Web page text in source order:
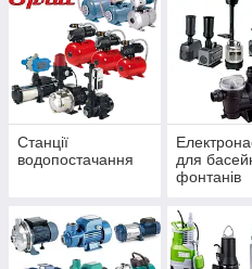
Станції
водопостачання
для
фонтанів